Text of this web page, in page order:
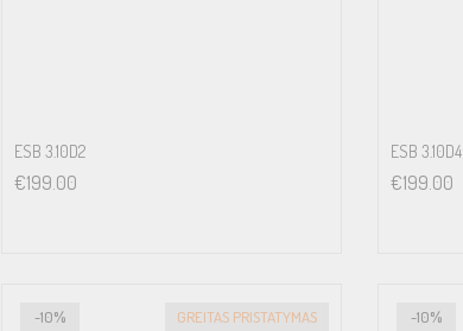
ESB 3.10D2
€199.00
ESB 3.10D4
€199.00
-10% GREITAS PRISTATYMAS -10%